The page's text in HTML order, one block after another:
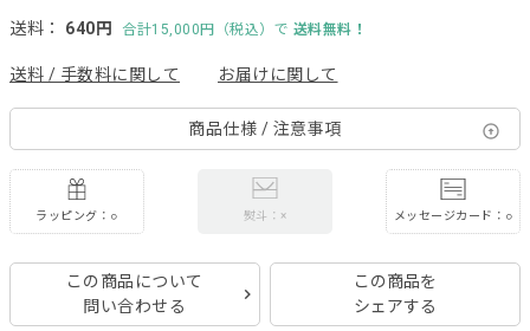
送料： 640円 合計15,000円（税込）で 送料無料！
送料 / 手数料に関して お届けに関して
商品仕様 / 注意事項
ラッピング：○ 熨斗：× メッセージカード：○
この商品について
問い合わせる
この商品を
シェアする